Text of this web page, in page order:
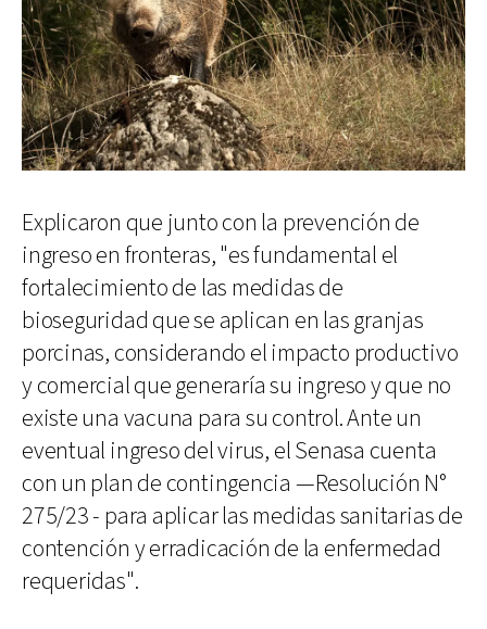
Explicaron que junto con la prevención de
ingreso en fronteras, "es fundamental el
fortalecimiento de las medidas de
bioseguridad que se aplican en las granjas
porcinas, considerando el impacto productivo
y comercial que generaría su ingreso y que no
existe una vacuna para su control. Ante un
eventual ingreso del virus, el Senasa cuenta
con un plan de contingencia —Resolución N°
275/23 - para aplicar las medidas sanitarias de
contención y erradicación de la enfermedad
requeridas".